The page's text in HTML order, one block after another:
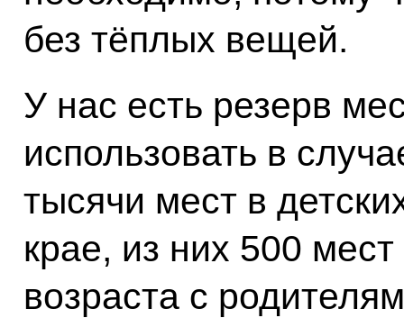
без тёплых вещей.
У нас есть резерв
использовать в
тысячи мест в
крае, из них 500
возраста с